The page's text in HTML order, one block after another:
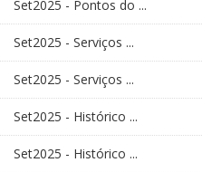
Set2025 - Pontos do ...
Set2025 - Serviços ...
Set2025 - Serviços ...
Set2025 - Histórico ...
Set2025 - Histórico ...